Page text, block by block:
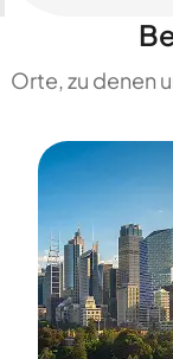
Orte, zu denen